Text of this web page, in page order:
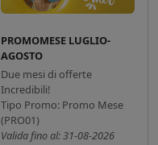
PROMOMESE LUGLIO-
AGOSTO
Due mesi di offerte
Incredibili!
Tipo Promo: Promo Mese
(PRO01)
Valida fino al: 31-08-2026